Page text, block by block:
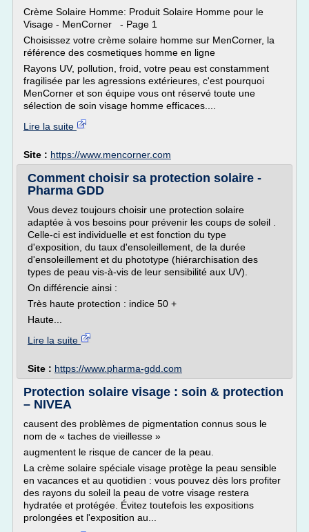
Crème Solaire Homme: Produit Solaire Homme pour le
Visage - MenCorner - Page 1
Choisissez votre crème solaire homme sur MenCorner, la
référence des cosmetiques homme en ligne
Rayons UV, pollution, froid, votre peau est constamment
fragilisée par les agressions extérieures, c'est pourquoi
MenCorner et son équipe vous ont réservé toute une
sélection de soin visage homme efficaces....
Lire la suite
Site : https://www.mencorner.com
Comment choisir sa protection solaire -
Pharma GDD
Vous devez toujours choisir une protection solaire
adaptée à vos besoins pour prévenir les coups de soleil .
Celle-ci est individuelle et est fonction du type
d'exposition, du taux d'ensoleillement, de la durée
d'ensoleillement et du phototype (hiérarchisation des
types de peau vis-à-vis de leur sensibilité aux UV).
On différencie ainsi :
Très haute protection : indice 50 +
Haute...
Lire la suite
Site : https://www.pharma-gdd.com
Protection solaire visage : soin & protection
– NIVEA
causent des problèmes de pigmentation connus sous le
nom de « taches de vieillesse »
augmentent le risque de cancer de la peau.
La crème solaire spéciale visage protège la peau sensible
en vacances et au quotidien : vous pouvez dès lors profiter
des rayons du soleil la peau de votre visage restera
hydratée et protégée. Évitez toutefois les expositions
prolongées et l'exposition au...